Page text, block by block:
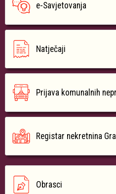
e-Savjetovanja
Natječaji
Prijava komunalnih
Registar nekretnina
Obrasci